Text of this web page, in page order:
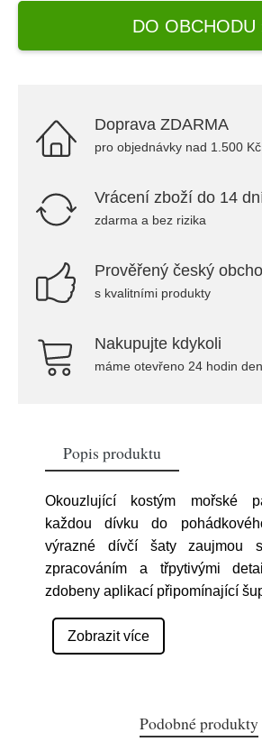
DO OBCHODU
Doprava ZDARMA
pro objednávky nad 1.500 Kč
Vrácení zboží do 14
zdarma a bez rizika
Prověřený český
s kvalitními produkty
Nakupujte kdykoli
máme otevřeno 24 hodin
Popis produktu
Okouzlující kostým mořské
každou dívku do
výrazné dívčí šaty zaujmou
zpracováním a třpytivými
zdobeny aplikací připomínající
Zobrazit více
Podobné produkty